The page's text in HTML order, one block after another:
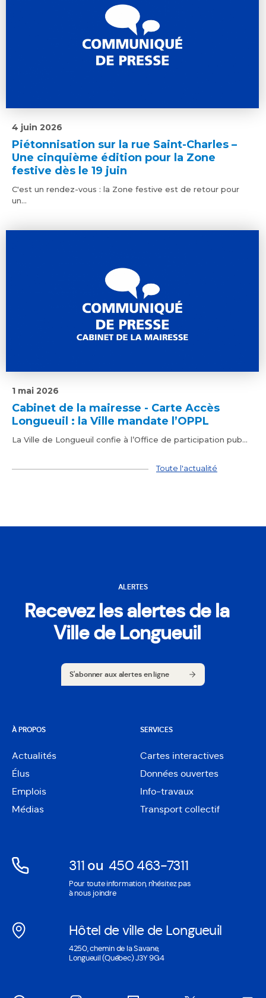
Piétonnisation sur la rue Saint-Charles –
Une cinquième édition pour la Zone
festive dès le 19 juin
4 juin 2026
C'est un rendez-vous : la Zone festive est de retour pour
un...
Cabinet de la mairesse - Carte Accès
Longueuil : la Ville mandate l’OPPL
1 mai 2026
La Ville de Longueuil confie à l’Office de participation pub...
Toute l'actualité
ALERTES
Recevez les alertes de la
Ville de Longueuil
S'abonner aux alertes en ligne
À PROPOS
Actualités
Élus
Emplois
Médias
SERVICES
Cartes interactives
Ouvre
dans
une
nouvelle
Données ouvertes
Ouvre
dans
une
Info-travaux
Transport collectif
311Ouvre
dans
une
fenêtre
ou 450 463-7311
Ouvre
dans
fenêtre
Pour toute information, n'hésitez pas
à nous joindre
Hôtel de ville de Longueuil
Ouvre
dans
une
4250, chemin de la Savane,
Longueuil (Québec) J3Y 9G4